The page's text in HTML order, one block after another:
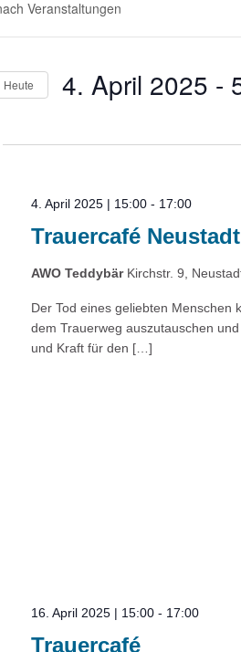
Heute 4. April 2025 -
Trauercafé Neustadt
4. April 2025 | 15:00- 17:00
AWO Teddybär Kirchstr. 9,
Der Tod eines geliebten Menschen
dem Trauerweg auszutauschen
und Kraft für den […]
Trauercafé
16. April 2025 | 15:00- 17:00